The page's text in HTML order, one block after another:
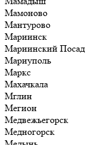
Мамоново
Мантурово
Мариинск
Мариинский Посад
Мариуполь
Маркс
Махачкала
Мглин
Мегион
Медвежьегорск
Медногорск